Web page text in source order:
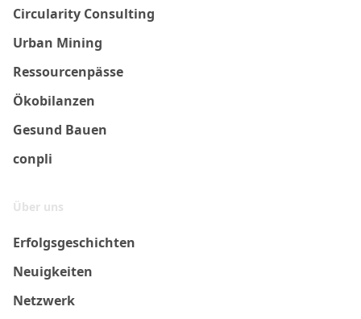
Circularity Consulting
Urban Mining
Ressourcenpässe
Ökobilanzen
Gesund Bauen
conpli
Über uns
Erfolgsgeschichten
Neuigkeiten
Netzwerk